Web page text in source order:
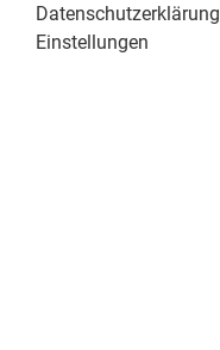
Datenschutzerklärung
Einstellungen